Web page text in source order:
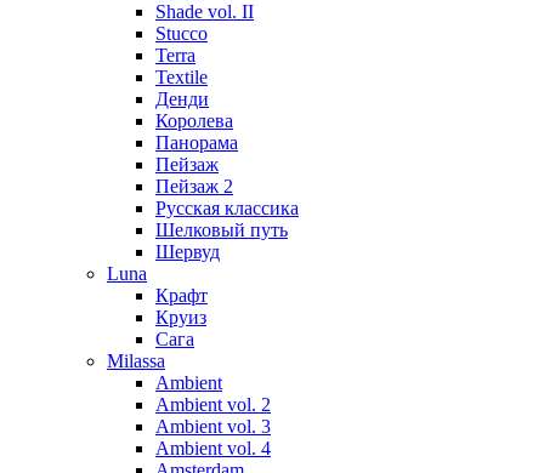
Shade vol. II
Stucco
Terra
Textile
Денди
Королева
Панорама
Пейзаж
Пейзаж 2
Русская классика
Шелковый путь
Шервуд
Luna
Крафт
Круиз
Сага
Milassa
Ambient
Ambient vol. 2
Ambient vol. 3
Ambient vol. 4